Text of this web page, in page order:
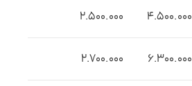
4.500.000
2.500.000
6.300.000
2.700.000